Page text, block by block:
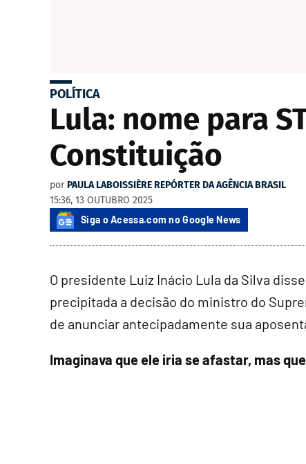
POLÍTICA
Lula: nome para
Constituição
por PAULA LABOISSIÈRE REPÓRTER DA AGÊNCIA BRASIL
15:36, 13 OUTUBRO 2025
Siga o Acessa.com no Google News
O presidente Luiz Inácio Lula da Silva
precipitada a decisão do ministro do
de anunciar antecipadamente sua
Imaginava que ele iria se afastar, mas